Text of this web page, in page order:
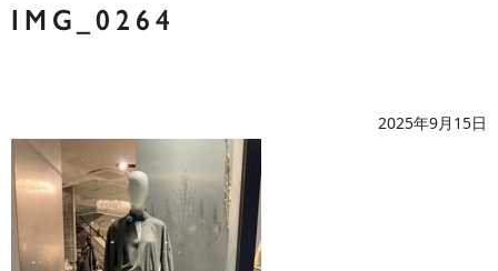
IMG_0264
2025年9月15日